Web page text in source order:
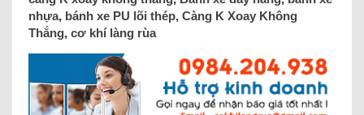
nhựa, bánh xe PU lõi thép, Càng K Xoay Không
Thắng, cơ khí làng rùa